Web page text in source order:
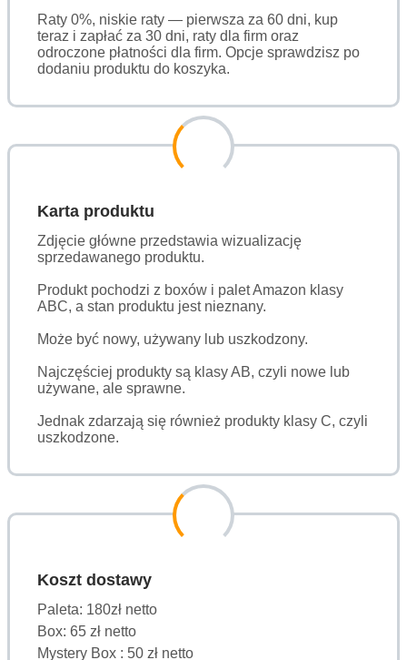
Raty 0%, niskie raty — pierwsza za 60 dni, kup
teraz i zapłać za 30 dni, raty dla firm oraz
odroczone płatności dla firm. Opcje sprawdzisz po
dodaniu produktu do koszyka.
Karta produktu
Zdjęcie główne przedstawia wizualizację
sprzedawanego produktu.
Produkt pochodzi z boxów i palet Amazon klasy
ABC, a stan produktu jest nieznany.
Może być nowy, używany lub uszkodzony.
Najczęściej produkty są klasy AB, czyli nowe lub
używane, ale sprawne.
Jednak zdarzają się również produkty klasy C, czyli
uszkodzone.
Koszt dostawy
Paleta: 180zł netto
Box: 65 zł netto
Mystery Box : 50 zł netto